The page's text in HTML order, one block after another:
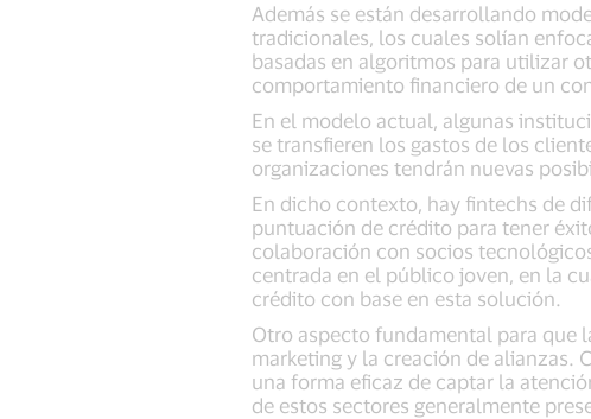
Además se están desarrollando
tradicionales, los cuales solían
basadas en algoritmos para utilizar
comportamiento financiero de un
En el modelo actual, algunas
se transfieren los gastos de los
organizaciones tendrán nuevas
En dicho contexto, hay fintechs de
puntuación de crédito para tener
colaboración con socios
centrada en el público joven, en la
crédito con base en esta solución.
Otro aspecto fundamental para que
marketing y la creación de alianzas.
una forma eficaz de captar la
de estos sectores generalmente